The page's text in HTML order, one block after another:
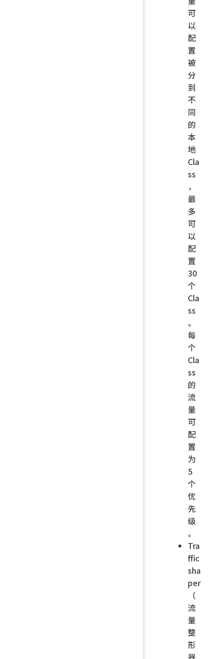
可
以
配
置
被
分
到
不
同
的
本
地
Cla
ss
，
最
多
可
以
配
置
30
个
Cla
ss
。
每
个
Cla
ss
的
流
量
可
配
置
为
5
个
优
先
级
。
Tra
ffic
sha
per
（
流
量
整
形